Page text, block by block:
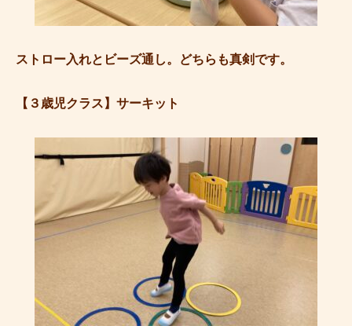
ストロー入れとビーズ通し。どちらも真剣です。
【３歳児クラス】サーキット